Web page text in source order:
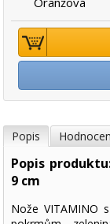
Popis
Popis
9 cm
Nože VITAMINO